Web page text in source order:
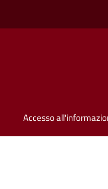
Accesso